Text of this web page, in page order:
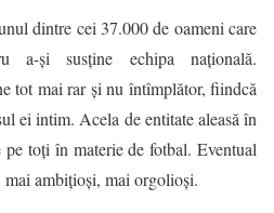
dintre cei 37.000 de oameni care
şi susţine echipa naţională.
tot mai rar şi nu întîmplător, fiindcă
ei intim. Acela de entitate aleasă în
toţi în materie de fotbal. Eventual
ambiţioşi, mai orgolioşi.